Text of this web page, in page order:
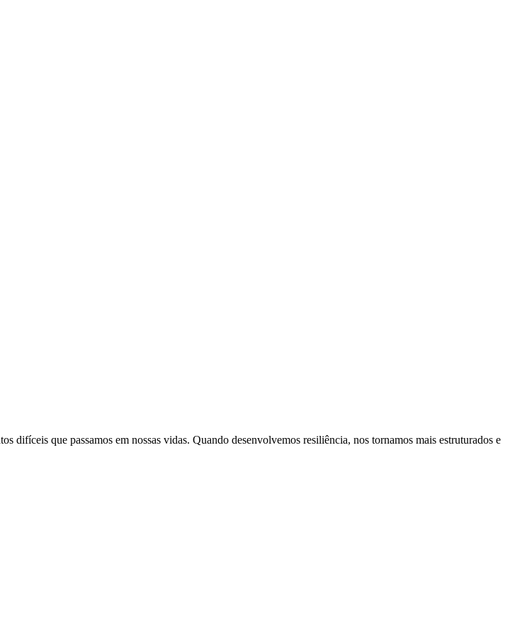
difíceis que passamos em nossas vidas. Quando desenvolvemos resiliência, nos tornamos mais estruturados e